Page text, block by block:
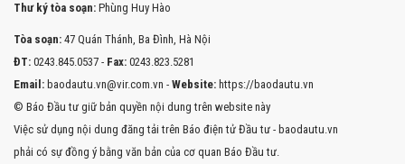
Thư ký tòa soạn: Phùng Huy Hào
Tòa soạn: 47 Quán Thánh, Ba Đình, Hà Nội
ĐT: 0243.845.0537 - Fax: 0243.823.5281
Email: baodautu.vn@vir.com.vn - Website: https://baodautu.vn
© Báo Đầu tư giữ bản quyền nội dung trên website này
Việc sử dụng nội dung đăng tải trên Báo điện tử Đầu tư - baodautu.vn
phải có sự đồng ý bằng văn bản của cơ quan Báo Đầu tư.